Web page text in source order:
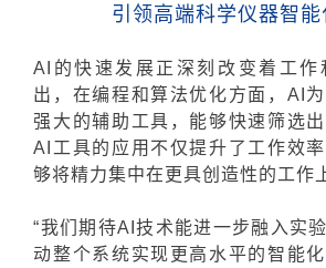
引领高端科学仪器智能
AI的快速发展正深刻改变着工作
出，在编程和算法优化方面，AI
强大的辅助工具，能够快速筛选
AI工具的应用不仅提升了工作效
够将精力集中在更具创造性的工作
“我们期待AI技术能进一步融入实
动整个系统实现更高水平的智能